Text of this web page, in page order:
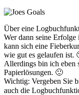
Über eine
Wer dann seine Erfolge
kann sich eine
wie gut es gelaufen ist.
Allerdings bin ich eben
Papierlösungen. 🙂
Wichtig: Vergeben Sie
auch die